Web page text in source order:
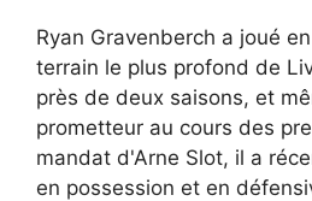
Ryan Gravenberch a joué
terrain le plus profond de
près de deux saisons, et
prometteur au cours des
mandat d'Arne Slot, il a
en possession et en